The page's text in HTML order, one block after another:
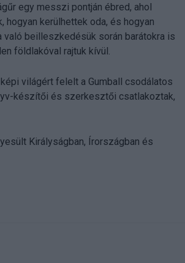
egy messzi pontján ébred, ahol
kerülhettek oda, és hogyan
való beilleszkedésük során barátokra is
földlakóval rajtuk kívül.
világért felelt a Gumball csodálatos
készítői és szerkesztői csatlakoztak,
Királyságban, Írországban és